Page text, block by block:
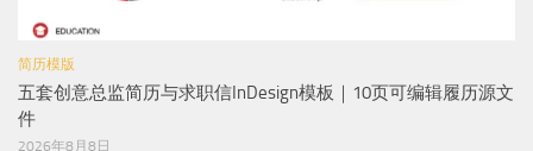
简历模版
五套创意总监简历与求职信InDesign模板｜10页可编辑履历源文
件
2026年8月8日